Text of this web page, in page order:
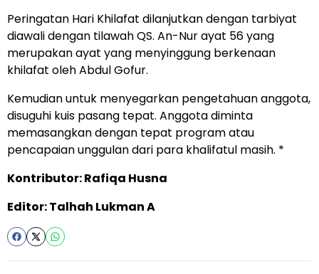
Peringatan Hari Khilafat dilanjutkan dengan tarbiyat
diawali dengan tilawah QS. An-Nur ayat 56 yang
merupakan ayat yang menyinggung berkenaan
khilafat oleh Abdul Gofur.
Kemudian untuk menyegarkan pengetahuan anggota,
disuguhi kuis pasang tepat. Anggota diminta
memasangkan dengan tepat program atau
pencapaian unggulan dari para khalifatul masih. *
Kontributor: Rafiqa Husna
Editor: Talhah Lukman A